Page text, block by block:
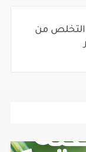
التخلص من